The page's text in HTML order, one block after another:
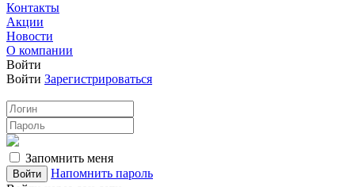
Контакты
Акции
Новости
О компании
Войти
Войти Зарегистрироваться
Запомнить меня
Напомнить пароль